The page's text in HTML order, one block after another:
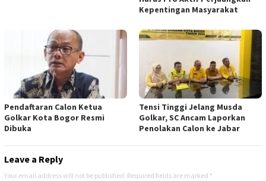
Kepentingan Masyarakat
Pendaftaran Calon Ketua
Golkar Kota Bogor Resmi
Dibuka
Tensi Tinggi Jelang Musda
Golkar, SC Ancam Laporkan
Penolakan Calon ke Jabar
Leave a Reply
Your email address will not be published. Required fields are marked *